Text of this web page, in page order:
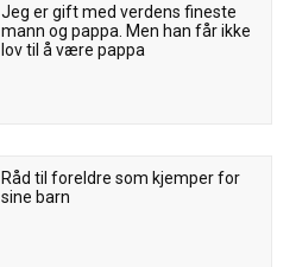
Jeg er gift med verdens fineste
mann og pappa. Men han får ikke
lov til å være pappa
Råd til foreldre som kjemper for
sine barn